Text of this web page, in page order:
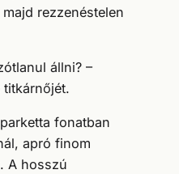
rezzenéstelen
állni? –
titkárnőjét.
fonatban
apró finom
A hosszú